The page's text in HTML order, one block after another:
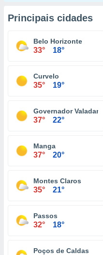
Principais cidades
Belo Horizonte
33° 18°
Curvelo
35° 19°
Governador Valadares
37° 22°
Manga
37° 20°
Montes Claros
35° 21°
Passos
32° 18°
Poços de Caldas